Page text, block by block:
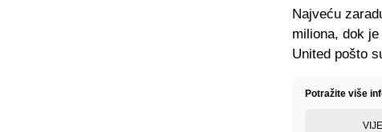
Najveću
miliona, dok
United pošto
Potražite više